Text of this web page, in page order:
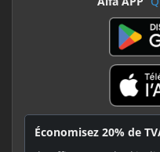
Économisez 20% de